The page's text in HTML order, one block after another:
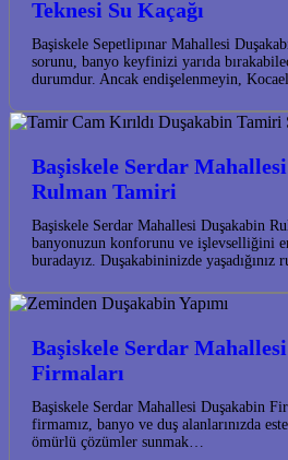
Teknesi Su Kaçağı
Başiskele Sepetlipınar Mahallesi
sorunu, banyo keyfinizi yarıda
durumdur. Ancak endişelenmeyin,
Başiskele Serdar
Rulman Tamiri
Başiskele Serdar Mahallesi Duşakabin
banyonuzun konforunu ve işlevselliğini
buradayız. Duşakabininizde
Başiskele Serdar
Firmaları
Başiskele Serdar Mahallesi Duşakabin
firmamız, banyo ve duş alanlarınızda
ömürlü çözümler sunmak…